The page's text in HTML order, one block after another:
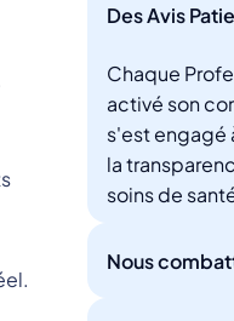
Des Avis
Chaque
activé son
s'est engagé
la
soins de
Nous